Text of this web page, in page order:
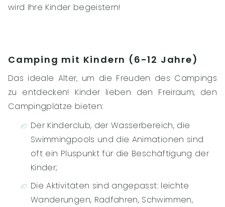
wird Ihre Kinder begeistern!
Camping mit Kindern (6-12 Jahre)
Das ideale Alter, um die Freuden des Campings
zu entdecken! Kinder lieben den Freiraum, den
Campingplätze bieten:
Der Kinderclub, der Wasserbereich, die
Swimmingpools und die Animationen sind
oft ein Pluspunkt für die Beschäftigung der
Kinder;
Die Aktivitäten sind angepasst: leichte
Wanderungen, Radfahren, Schwimmen,